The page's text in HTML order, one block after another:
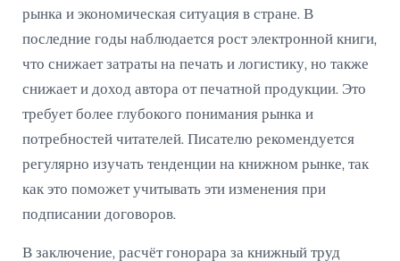
рынка и экономическая ситуация в стране. В
последние годы наблюдается рост электронной книги,
что снижает затраты на печать и логистику, но также
снижает и доход автора от печатной продукции. Это
требует более глубокого понимания рынка и
потребностей читателей. Писателю рекомендуется
регулярно изучать тенденции на книжном рынке, так
как это поможет учитывать эти изменения при
подписании договоров.
В заключение, расчёт гонорара за книжный труд